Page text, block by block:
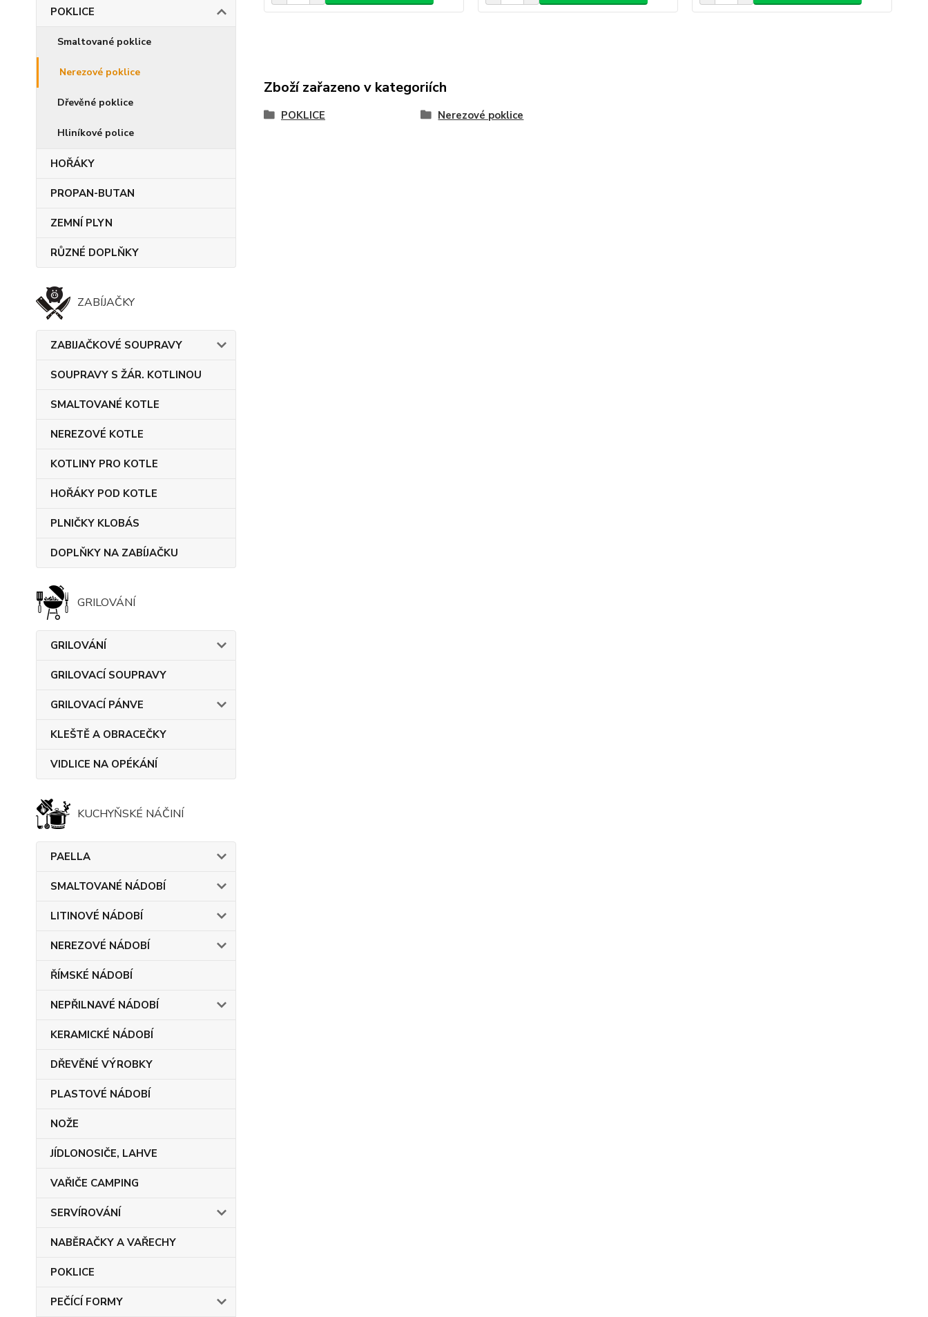
POKLICE
Smaltované poklice
Nerezové poklice
Dřevěné poklice
Hliníkové police
HOŘÁKY
PROPAN-BUTAN
ZEMNÍ PLYN
RŮZNÉ DOPLŇKY
ZABÍJAČKY
ZABIJAČKOVÉ SOUPRAVY
SOUPRAVY S ŽÁR. KOTLINOU
SMALTOVANÉ KOTLE
NEREZOVÉ KOTLE
KOTLINY PRO KOTLE
HOŘÁKY POD KOTLE
PLNIČKY KLOBÁS
DOPLŇKY NA ZABÍJAČKU
GRILOVÁNÍ
GRILOVÁNÍ
GRILOVACÍ SOUPRAVY
GRILOVACÍ PÁNVE
KLEŠTĚ A OBRACEČKY
VIDLICE NA OPÉKÁNÍ
KUCHYŇSKÉ NÁČINÍ
PAELLA
SMALTOVANÉ NÁDOBÍ
LITINOVÉ NÁDOBÍ
NEREZOVÉ NÁDOBÍ
ŘÍMSKÉ NÁDOBÍ
NEPŘILNAVÉ NÁDOBÍ
KERAMICKÉ NÁDOBÍ
DŘEVĚNÉ VÝROBKY
PLASTOVÉ NÁDOBÍ
NOŽE
JÍDLONOSIČE, LAHVE
VAŘIČE CAMPING
SERVÍROVÁNÍ
NABĚRAČKY A VAŘECHY
POKLICE
PEČÍCÍ FORMY
Zboží zařazeno v kategoriích
POKLICE Nerezové poklice